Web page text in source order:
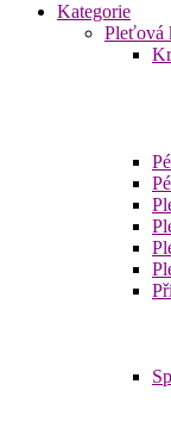
Kategorie
Pleťová